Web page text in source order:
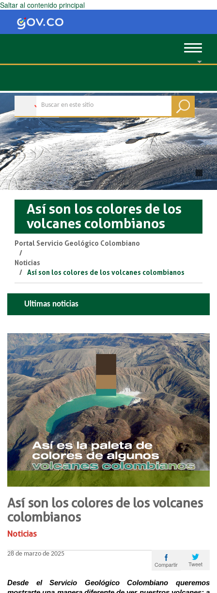
Saltar al contenido principal
Toggle
Así son los colores de los
volcanes colombianos
Portal Servicio Geológico Colombiano
Noticias
Así son los colores de los volcanes colombianos
Ultimas noticias
Así son los colores de los volcanes
colombianos
Noticias
28 de marzo de 2025
Tweet
Compartir
Desde el Servicio Geológico Colombiano queremos